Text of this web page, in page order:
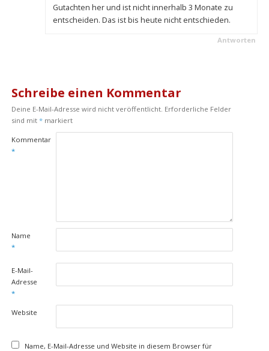
Gutachten her und ist nicht innerhalb 3 Monate zu
entscheiden. Das ist bis heute nicht entschieden.
Antworten
Schreibe einen Kommentar
Deine E-Mail-Adresse wird nicht veröffentlicht. Erforderliche Felder
sind mit *markiert
Kommentar
*
Name
*
E-Mail-
Adresse
*
Website
Name, E-Mail-Adresse und Website in diesem Browser für